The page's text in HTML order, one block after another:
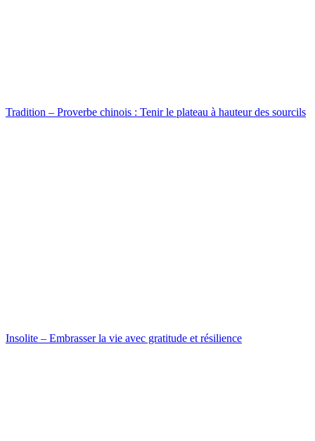
Tradition – Proverbe chinois : Tenir le plateau à hauteur des sourcils
Insolite – Embrasser la vie avec gratitude et résilience